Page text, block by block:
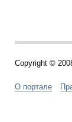
Copyright ©
О портале